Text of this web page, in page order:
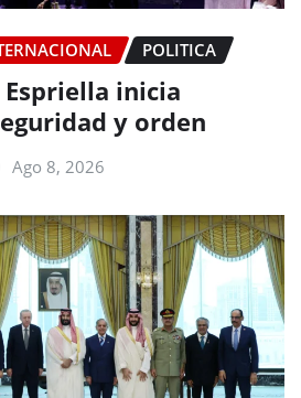
POLITICA
inicia
y orden
Ago 8, 2026